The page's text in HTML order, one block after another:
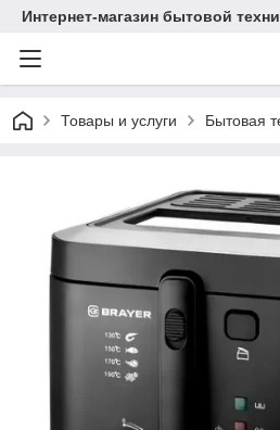
Интернет-магазин бытовой
Товары и услуги Бытовая